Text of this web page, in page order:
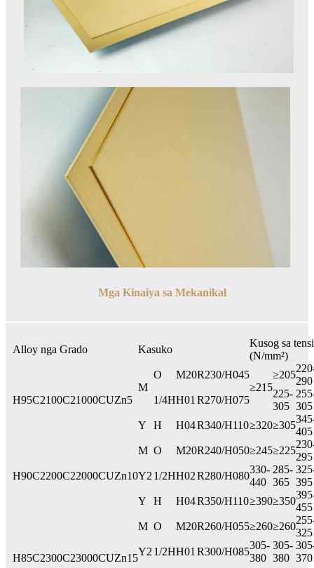
Mga Kinaiya sa Mekanikal
Alloy nga Grado Kasuko
Kusog sa
(N/mm²)
H95C2100C21000CUZn5
M
O M20R230/H045
≥215
≥205
290
1/4HH01 R270/H075
225-
305 305
Y
H H04R340/H110≥320≥305
405
H90C2200C22000CUZn10
M O M20R240/H050≥245≥225
295
Y2 1/2HH02R280/H080
330-
440
285-
365 395
Y
H H04R350/H110≥390≥350
455
H85C2300C23000CUZn15
M O M20R260/H055≥260≥260
325
Y2 1/2HH01 R300/H085
305-
380
305-
380 370